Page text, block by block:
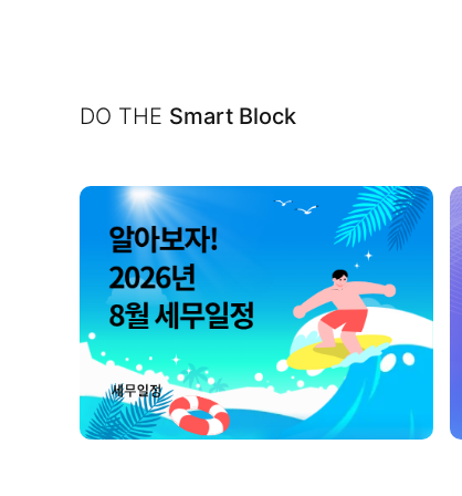
DO THE Smart Block